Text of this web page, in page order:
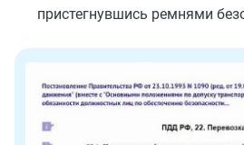
пристегнувшись ремнями